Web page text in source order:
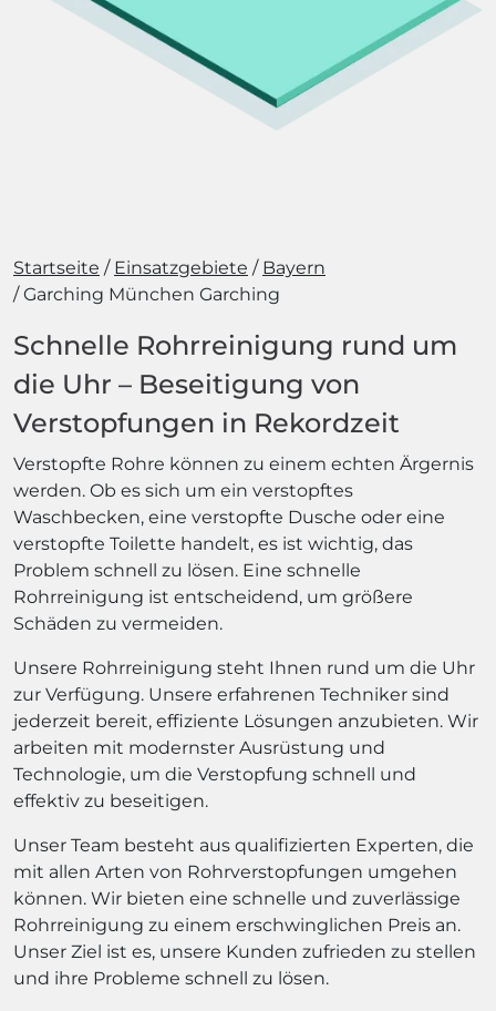
Startseite Einsatzgebiete
Bayern
Garching München Garching
Schnelle Rohrreinigung rund um
die Uhr – Beseitigung von
Verstopfungen in Rekordzeit
Verstopfte Rohre können zu einem echten Ärgernis
werden. Ob es sich um ein verstopftes
Waschbecken, eine verstopfte Dusche oder eine
verstopfte Toilette handelt, es ist wichtig, das
Problem schnell zu lösen. Eine schnelle
Rohrreinigung ist entscheidend, um größere
Schäden zu vermeiden.
Unsere Rohrreinigung steht Ihnen rund um die Uhr
zur Verfügung. Unsere erfahrenen Techniker sind
jederzeit bereit, effiziente Lösungen anzubieten. Wir
arbeiten mit modernster Ausrüstung und
Technologie, um die Verstopfung schnell und
effektiv zu beseitigen.
Unser Team besteht aus qualifizierten Experten, die
mit allen Arten von Rohrverstopfungen umgehen
können. Wir bieten eine schnelle und zuverlässige
Rohrreinigung zu einem erschwinglichen Preis an.
Unser Ziel ist es, unsere Kunden zufrieden zu stellen
und ihre Probleme schnell zu lösen.